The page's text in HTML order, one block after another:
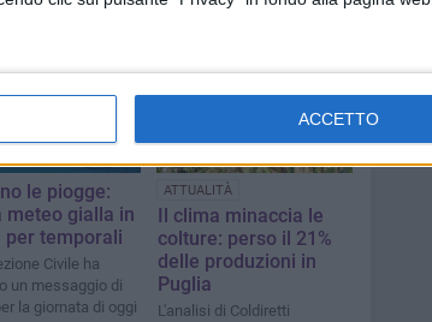
ACCETTO
le piogge:
meteo gialla in
per temporali
Civile ha
un messaggio di
la giornata di oggi
ATTUALITÀ
Il clima minaccia le
colture: perso il 21%
delle produzioni in
Puglia
L'analisi di Coldiretti